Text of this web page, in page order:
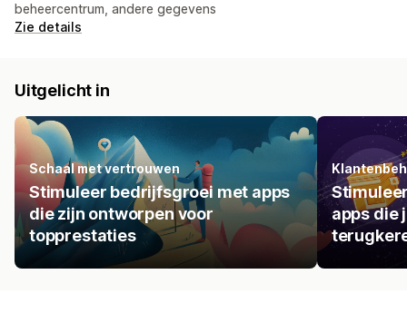
beheercentrum, andere gegevens
Zie details
Uitgelicht in
Schaal met vertrouwen
Stimuleer bedrijfsgroei met apps
die zijn ontworpen voor
topprestaties
apps die